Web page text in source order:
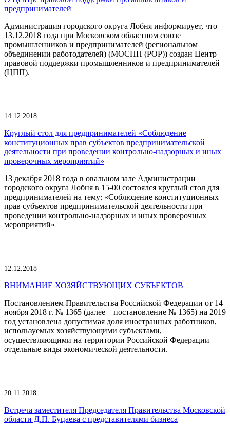
предпринимателей
Администрация городского округа Лобня информирует, что
13.12.2018 года при Московском областном союзе
промышленников и предпринимателей (региональном
объединении работодателей) (МОСПП (РОР)) создан Центр
правовой поддержки промышленников и предпринимателей
(ЦПП).
14.12.2018
Круглый стол для предпринимателей «Соблюдение
конституционных прав субъектов предпринимательской
деятельности при проведении контрольно-надзорных и иных
проверочных мероприятий»
13 декабря 2018 года в овальном зале Администрации
городского округа Лобня в 15-00 состоялся круглый стол для
предпринимателей на тему: «Соблюдение конституционных
прав субъектов предпринимательской деятельности при
проведении контрольно-надзорных и иных проверочных
мероприятий»
12.12.2018
ВНИМАНИЕ ХОЗЯЙСТВУЮЩИХ СУБЪЕКТОВ
Постановлением Правительства Российской Федерации от 14
ноября 2018 г. № 1365 (далее – постановление № 1365) на 2019
год установлена допустимая доля иностранных работников,
используемых хозяйствующими субъектами,
осуществляющими на территории Российской Федерации
отдельные виды экономической деятельности.
20.11.2018
Встреча заместителя Председателя Правительства Московской
области Д.П. Буцаева с представителями бизнеса